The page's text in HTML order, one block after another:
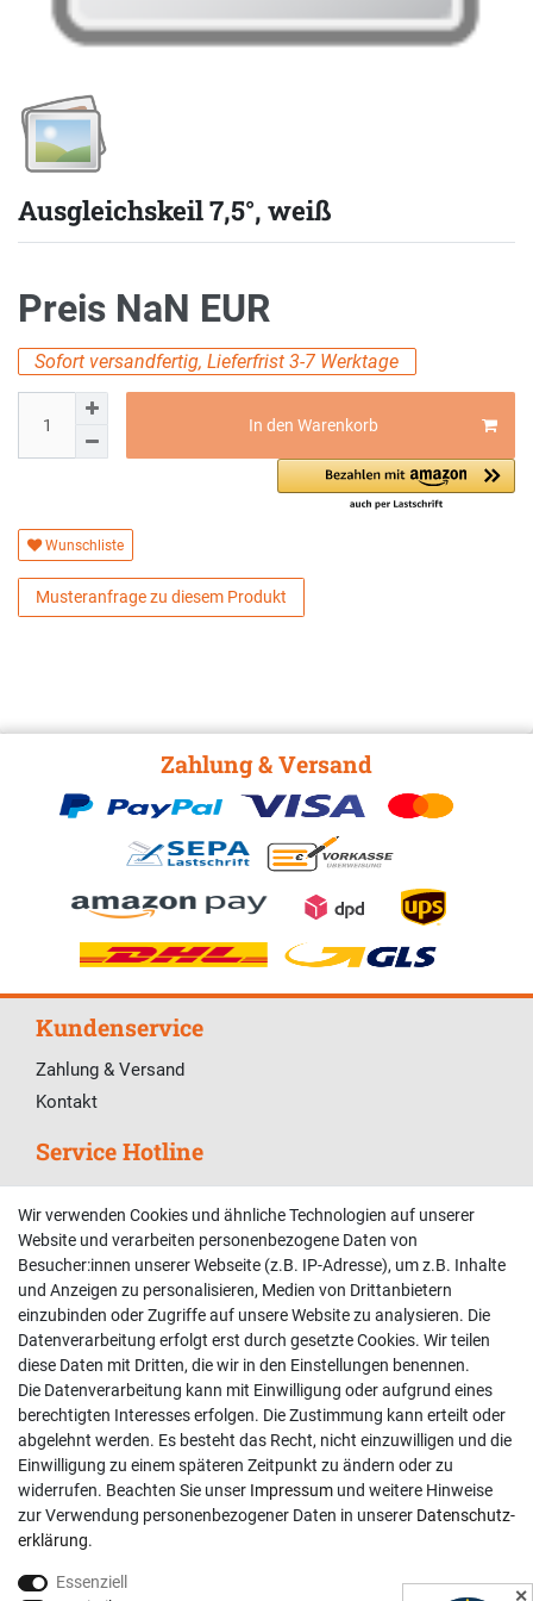
Ausgleichskeil 7,5°, weiß
Preis NaN EUR
Sofort versandfertig, Lieferfrist 3-7 Werktage
In den Warenkorb
Wunschliste
Musteranfrage zu diesem Produkt
Zahlung & Versand
Kundenservice
Zahlung & Versand
Kontakt
Service Hotline
Telefonische Unterstützung und Beratung unter:
02381 9878909
Mo-Fr, 9:00 - 18:00 Uhr
Sa, 9:00 - 13:00 Uhr
Kundenkonto
Registrieren
Login
Hilfe
Informationen
Impressum
✕
Wir verwenden Cookies und ähnliche Technologien auf unserer
Website und verarbeiten personenbezogene Daten von
Besucher:innen unserer Webseite (z.B. IP-Adresse), um z.B. Inhalte
und Anzeigen zu personalisieren, Medien von Drittanbietern
einzubinden oder Zugriffe auf unsere Website zu analysieren. Die
Datenverarbeitung erfolgt erst durch gesetzte Cookies. Wir teilen
diese Daten mit Dritten, die wir in den Einstellungen benennen.
Die Datenverarbeitung kann mit Einwilligung oder aufgrund eines
berechtigten Interesses erfolgen. Die Zustimmung kann erteilt oder
abgelehnt werden. Es besteht das Recht, nicht einzuwilligen und die
Einwilligung zu einem späteren Zeitpunkt zu ändern oder zu
widerrufen. Beachten Sie unser Impressum und weitere Hinweise
zur Verwendung personenbezogener Daten in unserer Daten­schutz­
erklärung.
Essenziell